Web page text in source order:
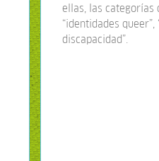
ellas, las categorías
“identidades queer”,
discapacidad”.